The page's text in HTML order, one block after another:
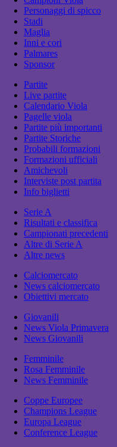
Personaggi di spicco
Stadi
Maglia
Inni e cori
Palmares
Sponsor
Partite
Live partite
Calendario Viola
Pagelle viola
Partite più importanti
Partite Storiche
Probabili formazioni
Formazioni ufficiali
Amichevoli
Interviste post partita
Info biglietti
Serie A
Risultati e classifica
Campionati precedenti
Altre di Serie A
Altre news
Calciomercato
News calciomercato
Obiettivi mercato
Giovanili
News Viola Primavera
News Giovanili
Femminile
Rosa Femminile
News Femminile
Coppe Europee
Champions League
Europa League
Conference League